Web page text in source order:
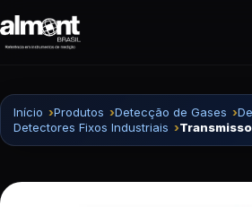
Início Produtos Detecção de Gases
Detectores Fixos Industriais